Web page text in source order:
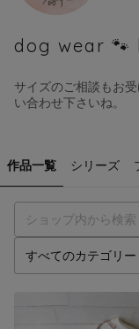
dog wear 🐾
サイズのご相談もお
い合わせ下さいね。
作品一覧 シリーズ